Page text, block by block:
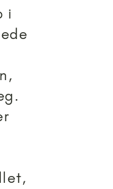
i